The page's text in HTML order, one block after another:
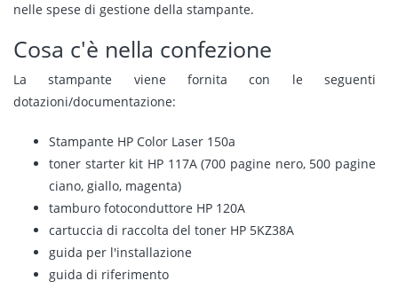
nelle spese di gestione della stampante.
Cosa c'è nella confezione
La stampante viene fornita con le seguenti
dotazioni/documentazione:
Stampante HP Color Laser 150a
toner starter kit HP 117A (700 pagine nero, 500 pagine
ciano, giallo, magenta)
tamburo fotoconduttore HP 120A
cartuccia di raccolta del toner HP 5KZ38A
guida per l'installazione
guida di riferimento